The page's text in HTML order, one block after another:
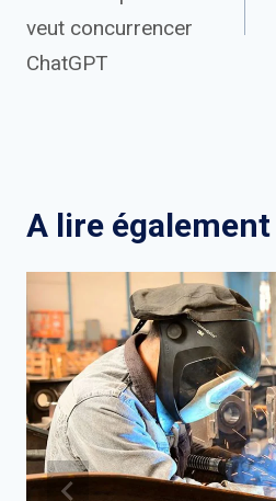
l’article
veut concurrencer
ChatGPT
A lire également